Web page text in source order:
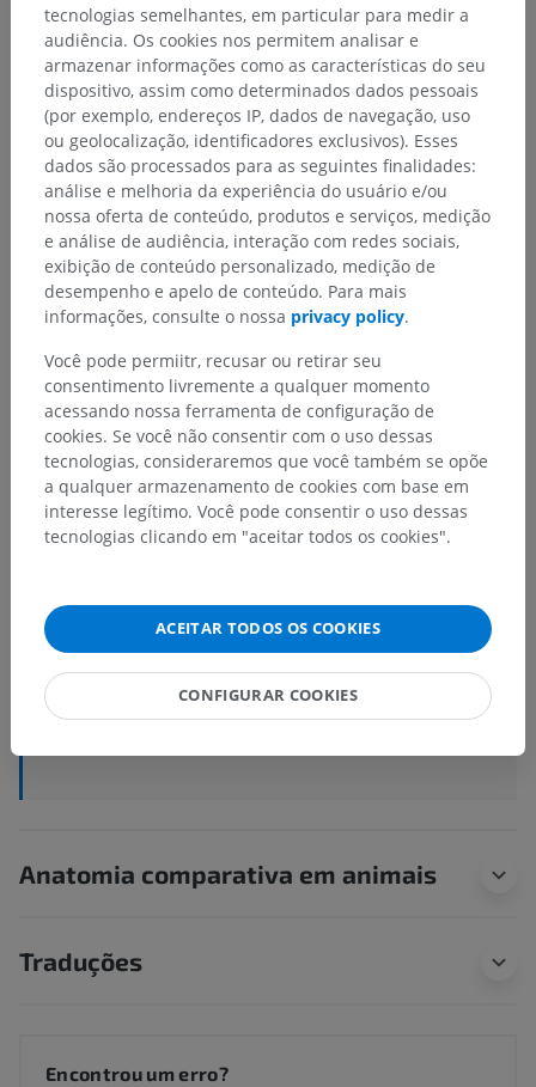
Hierarquia anatômica
Anatomia humana 2
Anatomia humana 1
Anatomia geral > Planos, linhas e regiões>
Regiões do corpo humano> Regiões da cabeça
Estruturas subjacentes:
Região frontal
Região occipital
Região temporal
Região auricular
Região mastóidea
Anatomia comparativa em animais
Traduções
Encontrou um erro?
tecnologias semelhantes, em particular para medir a
audiência. Os cookies nos permitem analisar e
armazenar informações como as características do seu
dispositivo, assim como determinados dados pessoais
(por exemplo, endereços IP, dados de navegação, uso
ou geolocalização, identificadores exclusivos). Esses
dados são processados para as seguintes finalidades:
análise e melhoria da experiência do usuário e/ou
nossa oferta de conteúdo, produtos e serviços, medição
e análise de audiência, interação com redes sociais,
exibição de conteúdo personalizado, medição de
desempenho e apelo de conteúdo. Para mais
informações, consulte o nossa privacy policy.
Você pode permiitr, recusar ou retirar seu
consentimento livremente a qualquer momento
acessando nossa ferramenta de configuração de
cookies. Se você não consentir com o uso dessas
tecnologias, consideraremos que você também se opõe
a qualquer armazenamento de cookies com base em
interesse legítimo. Você pode consentir o uso dessas
tecnologias clicando em "aceitar todos os cookies".
ACEITAR TODOS OS COOKIES
CONFIGURAR COOKIES